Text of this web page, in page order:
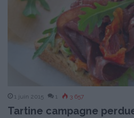
1 juin 2015 1 3 657
Tartine campagne